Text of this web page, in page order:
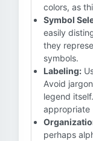
colors, as
Symbol
easily
they
symbols.
Labeling:
Avoid
legend
appropriate
perhaps